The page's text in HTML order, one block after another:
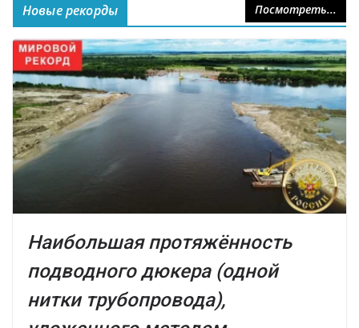
Новые рекорды Посмотреть...
Наибольшая протяжённость
подводного дюкера (одной
нитки трубопровода),